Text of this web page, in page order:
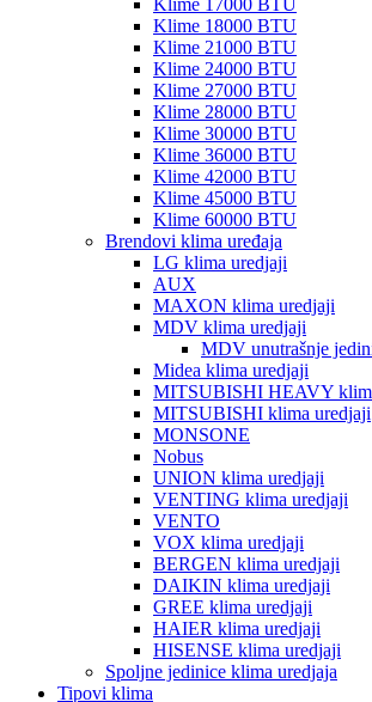
Klime 17000 BTU
Klime 18000 BTU
Klime 21000 BTU
Klime 24000 BTU
Klime 27000 BTU
Klime 28000 BTU
Klime 30000 BTU
Klime 36000 BTU
Klime 42000 BTU
Klime 45000 BTU
Klime 60000 BTU
Brendovi klima uređaja
LG klima uredjaji
AUX
MAXON klima uredjaji
MDV klima uredjaji
MDV unutrašnje
Midea klima uredjaji
MITSUBISHI HEAVY
MITSUBISHI klima uredjaji
MONSONE
Nobus
UNION klima uredjaji
VENTING klima uredjaji
VENTO
VOX klima uredjaji
BERGEN klima uredjaji
DAIKIN klima uredjaji
GREE klima uredjaji
HAIER klima uredjaji
HISENSE klima uredjaji
Spoljne jedinice klima uredjaja
Tipovi klima